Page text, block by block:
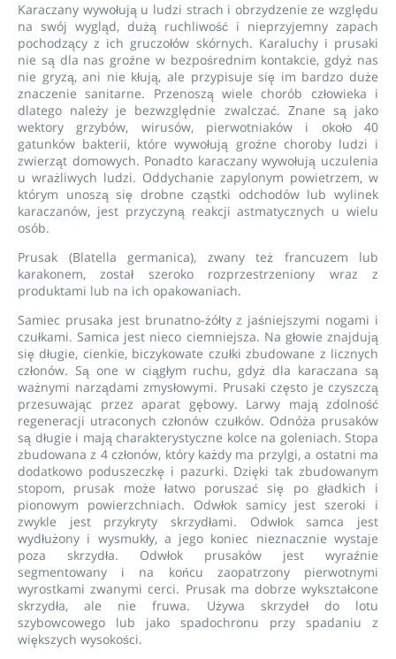
Karaczany wywołują u ludzi strach i obrzydzenie ze względu
na swój wygląd, dużą ruchliwość i nieprzyjemny zapach
pochodzący z ich gruczołów skórnych. Karaluchy i prusaki
nie są dla nas groźne w bezpośrednim kontakcie, gdyż nas
nie gryzą, ani nie kłują, ale przypisuje się im bardzo duże
znaczenie sanitarne. Przenoszą wiele chorób człowieka i
dlatego należy je bezwzględnie zwalczać. Znane są jako
wektory grzybów, wirusów, pierwotniaków i około 40
gatunków bakterii, które wywołują groźne choroby ludzi i
zwierząt domowych. Ponadto karaczany wywołują uczulenia
u wrażliwych ludzi. Oddychanie zapylonym powietrzem, w
którym unoszą się drobne cząstki odchodów lub wylinek
karaczanów, jest przyczyną reakcji astmatycznych u wielu
osób.
Prusak (Blatella germanica), zwany też francuzem lub
karakonem, został szeroko rozprzestrzeniony wraz z
produktami lub na ich opakowaniach.
Samiec prusaka jest brunatno-żółty z jaśniejszymi nogami i
czułkami. Samica jest nieco ciemniejsza. Na głowie znajdują
się długie, cienkie, biczykowate czułki zbudowane z licznych
członów. Są one w ciągłym ruchu, gdyż dla karaczana są
ważnymi narządami zmysłowymi. Prusaki często je czyszczą
przesuwając przez aparat gębowy. Larwy mają zdolność
regeneracji utraconych członów czułków. Odnóża prusaków
są długie i mają charakterystyczne kolce na goleniach. Stopa
zbudowana z 4 członów, który każdy ma przylgi, a ostatni ma
dodatkowo poduszeczkę i pazurki. Dzięki tak zbudowanym
stopom, prusak może łatwo poruszać się po gładkich i
pionowym powierzchniach. Odwłok samicy jest szeroki i
zwykle jest przykryty skrzydłami. Odwłok samca jest
wydłużony i wysmukły, a jego koniec nieznacznie wystaje
poza skrzydła. Odwłok prusaków jest wyraźnie
segmentowany i na końcu zaopatrzony pierwotnymi
wyrostkami zwanymi cerci. Prusak ma dobrze wykształcone
skrzydła, ale nie fruwa. Używa skrzydeł do lotu
szybowcowego lub jako spadochronu przy spadaniu z
większych wysokości.